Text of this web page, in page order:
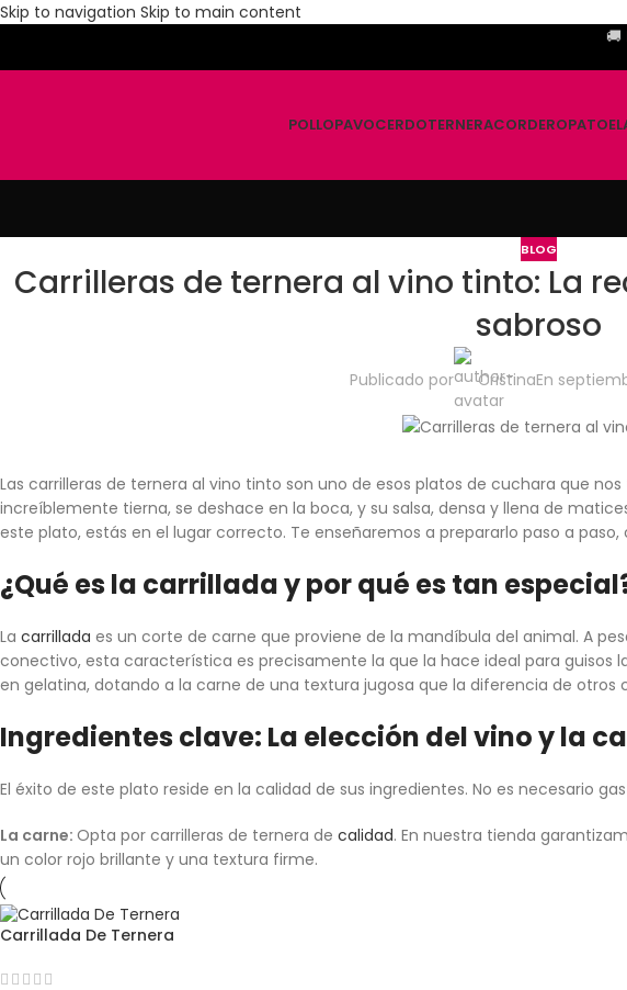
Skip to navigation Skip to main content
🚚
POLLOPAVOCERDOTERNERACORDEROPATO
BLOG
Carrilleras de ternera al vino tinto: La
sabroso
Publicado por CristinaEn
Las carrilleras de ternera al vino tinto son uno de esos platos de cuchara que
increíblemente tierna, se deshace en la boca, y su salsa, densa y llena de
este plato, estás en el lugar correcto. Te enseñaremos a prepararlo paso a
¿Qué es la carrillada y por qué es tan
La carrillada es un corte de carne que proviene de la mandíbula del animal. A
conectivo, esta característica es precisamente la que la hace ideal para guisos
en gelatina, dotando a la carne de una textura jugosa que la diferencia de otros
Ingredientes clave: La elección del vino y la
El éxito de este plato reside en la calidad de sus ingredientes. No es necesario
La carne: Opta por carrilleras de ternera de calidad. En nuestra tienda
un color rojo brillante y una textura firme.
Carrillada De Ternera